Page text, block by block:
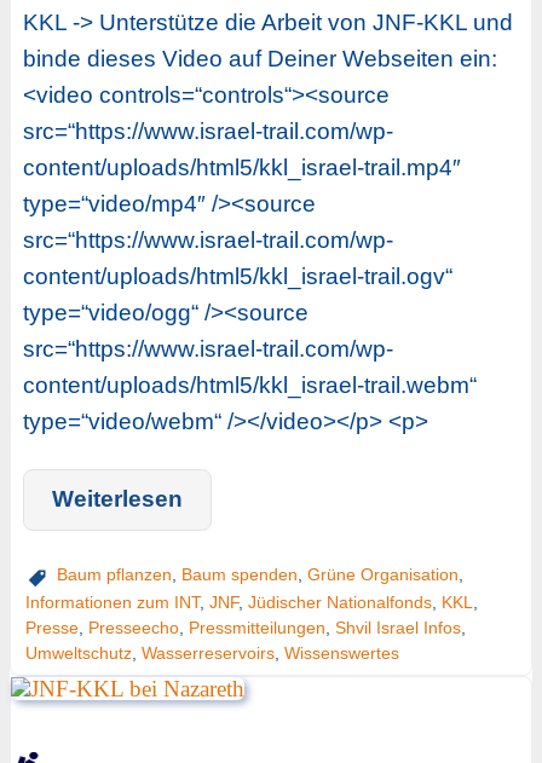
KKL -> Unterstütze die Arbeit von JNF-KKL und
binde dieses Video auf Deiner Webseiten ein:
<video controls=“controls“><source
src=“https://www.israel-trail.com/wp-
content/uploads/html5/kkl_israel-trail.mp4″
type=“video/mp4″ /><source
src=“https://www.israel-trail.com/wp-
content/uploads/html5/kkl_israel-trail.ogv“
type=“video/ogg“ /><source
src=“https://www.israel-trail.com/wp-
content/uploads/html5/kkl_israel-trail.webm“
type=“video/webm“ /></video></p> <p>
Weiterlesen
Baum pflanzen, Baum spenden, Grüne Organisation,
Informationen zum INT, JNF, Jüdischer Nationalfonds, KKL
Presse, Presseecho, Pressmitteilungen Shvil Israel Infos,
Umweltschutz, Wasserreservoirs, Wissenswertes